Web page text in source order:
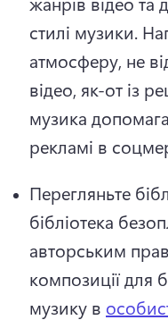
стилі музики.
атмосферу, не
відео, як-от із
музика
рекламі в
Перегляньте
бібліотека
авторським
композиції для
музику в